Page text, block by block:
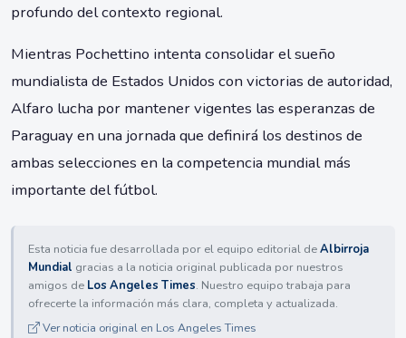
profundo del contexto regional.
Mientras Pochettino intenta consolidar el sueño
mundialista de Estados Unidos con victorias de autoridad,
Alfaro lucha por mantener vigentes las esperanzas de
Paraguay en una jornada que definirá los destinos de
ambas selecciones en la competencia mundial más
importante del fútbol.
Esta noticia fue desarrollada por el equipo editorial deAlbirroja
Mundial gracias a la noticia original publicada por nuestros
amigos de Los Angeles Times. Nuestro equipo trabaja para
ofrecerte la información más clara, completa y actualizada.
Ver noticia original en Los Angeles Times